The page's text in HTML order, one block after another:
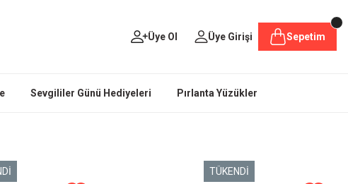
Üye Ol Üye Girişi Sepetim
Sevgililer Günü Hediyeleri Pırlanta Yüzükler
TÜKENDİ